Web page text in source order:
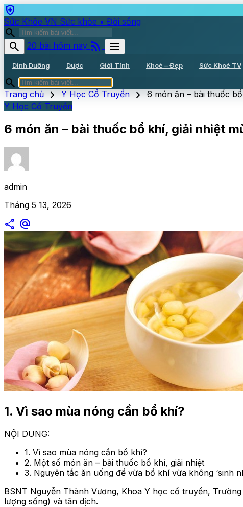
health_and_safety
Sức Khỏe VN Sức khỏe • Đời sống
search
search
20 bài hôm nay rss_feed menu
Dinh Dưỡng Dược Giới Tính Khoẻ – Đẹp Sức Khoẻ TV
search
Trang chủ chevron_right Y Học Cổ Truyền chevron_right 6 món ăn – bài thuốc
Y Học Cổ Truyền
6 món ăn – bài thuốc bổ khí, giải nhiệt
admin
Tháng 5 13, 2026
share alternate_email
1. Vì sao mùa nóng cần bổ khí?
NỘI DUNG:
1. Vì sao mùa nóng cần bổ khí?
2. Một số món ăn – bài thuốc bổ khí, giải nhiệt
3. Nguyên tắc ăn uống để vừa bổ khí vừa không ‘sinh
BSNT Nguyễn Thành Vương, Khoa Y học cổ truyền,
lượng sống) và tân dịch.